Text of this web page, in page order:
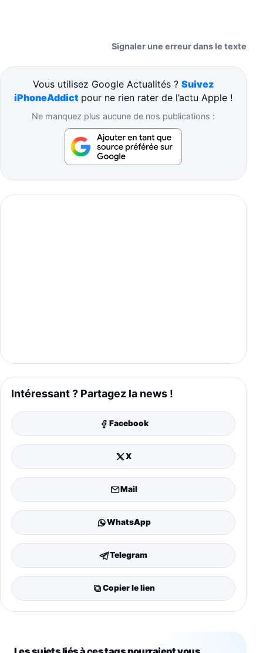
Signaler une erreur dans le texte
Vous utilisez Google Actualités ? Suivez
iPhoneAddict pour ne rien rater de l’actu Apple !
Ne manquez plus aucune de nos publications :
Intéressant ? Partagez la news !
Facebook
X
Mail
WhatsApp
Telegram
Copier le lien